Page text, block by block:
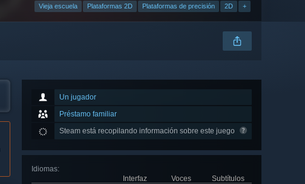
Vieja escuela Plataformas 2D Plataformas de precisión 2D +
Un jugador
Préstamo familiar
Steam está recopilando información sobre este juego
Idiomas:
Interfaz
Voces
Subtítulos